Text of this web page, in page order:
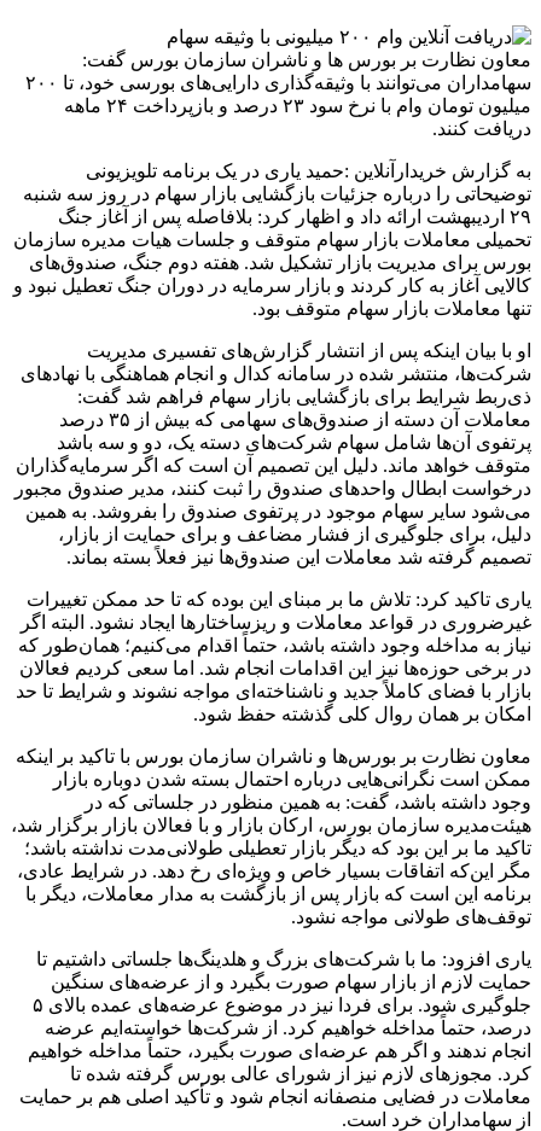
معاون نظارت بر بورس ها و ناشران سازمان بورس گفت:
سهامداران می‌توانند با وثیقه‌گذاری دارایی‌های بورسی خود، تا ۲۰۰
میلیون تومان وام با نرخ سود ۲۳ درصد و بازپرداخت ۲۴ ماهه
دریافت کنند.
به گزارش خریدارآنلاین :حمید یاری در یک برنامه تلویزیونی
توضیحاتی را درباره جزئیات بازگشایی بازار سهام در روز سه شنبه
۲۹ اردیبهشت ارائه داد و اظهار کرد: بلافاصله پس از آغاز جنگ
تحمیلی معاملات بازار سهام متوقف و جلسات هیات مدیره سازمان
بورس برای مدیریت بازار تشکیل شد. هفته دوم جنگ، صندوق‌های
کالایی آغاز به کار کردند و بازار سرمایه در دوران جنگ تعطیل نبود و
تنها معاملات بازار سهام متوقف بود.
او با بیان اینکه پس از انتشار گزارش‌های تفسیری مدیریت
شرکت‌ها، منتشر شده در سامانه کدال و انجام هماهنگی با نهادهای
ذی‌ربط شرایط برای بازگشایی بازار سهام فراهم شد گفت:
معاملات آن دسته از صندوق‌های سهامی که بیش از ۳۵ درصد
پرتفوی آن‌ها شامل سهام شرکت‌های دسته یک، دو و سه باشد
متوقف خواهد ماند. دلیل این تصمیم آن است که اگر سرمایه‌گذاران
درخواست ابطال واحدهای صندوق را ثبت کنند، مدیر صندوق مجبور
می‌شود سایر سهام موجود در پرتفوی صندوق را بفروشد. به همین
دلیل، برای جلوگیری از فشار مضاعف و برای حمایت از بازار،
تصمیم گرفته شد معاملات این صندوق‌ها نیز فعلاً بسته بماند.
یاری تاکید کرد: تلاش ما بر مبنای این بوده که تا حد ممکن تغییرات
غیرضروری در قواعد معاملات و ریزساختارها ایجاد نشود. البته اگر
نیاز به مداخله وجود داشته باشد، حتماً اقدام می‌کنیم؛ همان‌طور که
در برخی حوزه‌ها نیز این اقدامات انجام شد. اما سعی کردیم فعالان
بازار با فضای کاملاً جدید و ناشناخته‌ای مواجه نشوند و شرایط تا حد
امکان بر همان روال کلی گذشته حفظ شود.
معاون نظارت بر بورس‌ها و ناشران سازمان بورس با تاکید بر اینکه
ممکن است نگرانی‌هایی درباره احتمال بسته شدن دوباره بازار
وجود داشته باشد، گفت: به همین منظور در جلساتی که در
هیئت‌مدیره سازمان بورس، ارکان بازار و با فعالان بازار برگزار شد،
تاکید ما بر این بود که دیگر بازار تعطیلی طولانی‌مدت نداشته باشد؛
مگر این‌که اتفاقات بسیار خاص و ویژه‌ای رخ دهد. در شرایط عادی،
برنامه این است که بازار پس از بازگشت به مدار معاملات، دیگر با
توقف‌های طولانی مواجه نشود.
یاری افزود: ما با شرکت‌های بزرگ و هلدینگ‌ها جلساتی داشتیم تا
حمایت لازم از بازار سهام صورت بگیرد و از عرضه‌های سنگین
جلوگیری شود. برای فردا نیز در موضوع عرضه‌های عمده بالای ۵
درصد، حتماً مداخله خواهیم کرد. از شرکت‌ها خواسته‌ایم عرضه
انجام ندهند و اگر هم عرضه‌ای صورت بگیرد، حتماً مداخله خواهیم
کرد. مجوزهای لازم نیز از شورای عالی بورس گرفته شده تا
معاملات در فضایی منصفانه انجام شود و تأکید اصلی هم بر حمایت
از سهامداران خرد است.